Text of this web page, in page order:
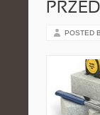
POSTED